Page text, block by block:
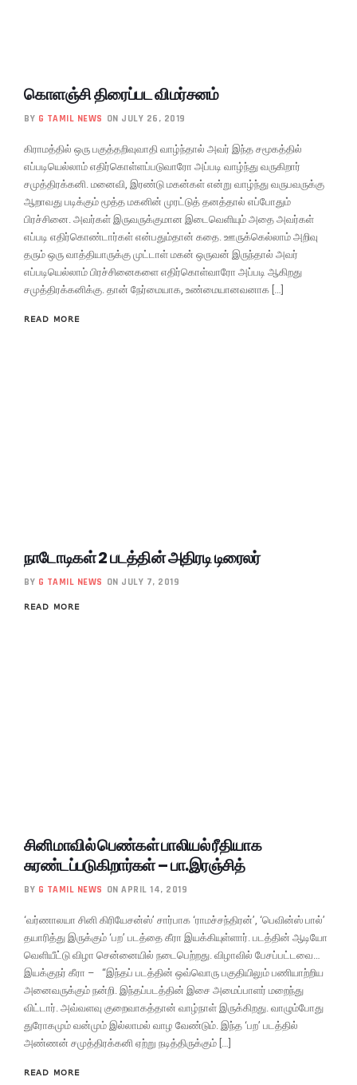
கொளஞ்சி திரைப்பட விமர்சனம்
BY G TAMIL NEWS ON JULY 26, 2019
கிராமத்தில் ஒரு பகுத்தறிவுவாதி வாழ்ந்தால் அவர் இந்த சமூகத்தில்
எப்படியெல்லாம் எதிர்கொள்ளப்படுவாரோ அப்படி வாழ்ந்து வருகிறார்
சமுத்திரக்கனி. மனைவி, இரண்டு மகன்கள் என்று வாழ்ந்து வருபவருக்கு
ஆறாவது படிக்கும் மூத்த மகனின் முரட்டுத் தனத்தால் எப்போதும்
பிரச்சினை. அவர்கள் இருவருக்குமான இடைவெளியும் அதை அவர்கள்
எப்படி எதிர்கொண்டார்கள் என்பதும்தான் கதை. ஊருக்கெல்லாம் அறிவு
தரும் ஒரு வாத்தியாருக்கு முட்டாள் மகன் ஒருவன் இருந்தால் அவர்
எப்படியெல்லாம் பிரச்சினைகளை எதிர்கொள்வாரோ அப்படி ஆகிறது
சமுத்திரக்கனிக்கு. தான் நேர்மையாக, உண்மையானவனாக […]
READ MORE
நாடோடிகள் 2 படத்தின் அதிரடி டிரைலர்
BY G TAMIL NEWS ON JULY 7, 2019
READ MORE
சினிமாவில் பெண்கள் பாலியல் ரீதியாக
சுரண்டப்படுகிறார்கள் – பா.இரஞ்சித்
BY G TAMIL NEWS ON APRIL 14, 2019
‘வர்ணாலயா சினி கிரியேசன்ஸ்’ சார்பாக ‘ராமச்சந்திரன்’, ‘பெவின்ஸ் பால்’
தயாரித்து இருக்கும் ‘பற’ படத்தை கீரா இயக்கியுள்ளார். படத்தின் ஆடியோ
வெளியீட்டு விழா சென்னையில் நடைபெற்றது. விழாவில் பேசப்பட்டவை…
இயக்குநர் கீரா – “இந்தப் படத்தின் ஒவ்வொரு பகுதியிலும் பணியாற்றிய
அனைவருக்கும் நன்றி. இந்தப்படத்தின் இசை அமைப்பாளர் மறைந்து
விட்டார். அவ்வளவு குறைவாகத்தான் வாழ்நாள் இருக்கிறது. வாழும்போது
துரோகமும் வன்மும் இல்லாமல் வாழ வேண்டும். இந்த ‘பற’ படத்தில்
அண்ணன் சமுத்திரக்கனி ஏற்று நடித்திருக்கும் […]
READ MORE